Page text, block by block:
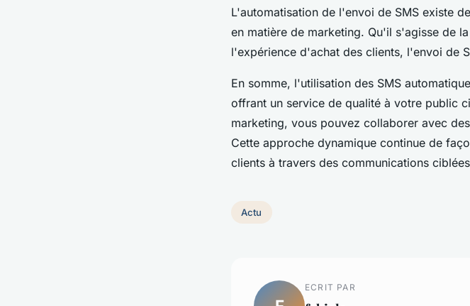
L'automatisation de l'envoi de SMS existe
en matière de marketing. Qu'il s'agisse de
l'expérience d'achat des clients, l'envoi de
En somme, l'utilisation des SMS
offrant un service de qualité à votre public
marketing, vous pouvez collaborer avec
Cette approche dynamique continue de
clients à travers des communications
Actu
ECRIT PAR